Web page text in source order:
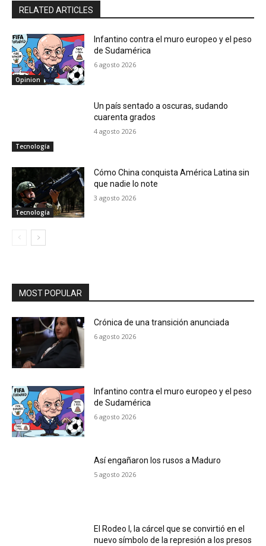
RELATED ARTICLES
Opinion
Infantino contra el muro europeo y el peso
de Sudamérica
6 agosto 2026
Tecnología
Un país sentado a oscuras, sudando
cuarenta grados
4 agosto 2026
Tecnología
Cómo China conquista América Latina sin
que nadie lo note
3 agosto 2026
MOST POPULAR
Crónica de una transición anunciada
6 agosto 2026
Infantino contra el muro europeo y el peso
de Sudamérica
6 agosto 2026
Así engañaron los rusos a Maduro
5 agosto 2026
El Rodeo I, la cárcel que se convirtió en el
nuevo símbolo de la represión a los presos